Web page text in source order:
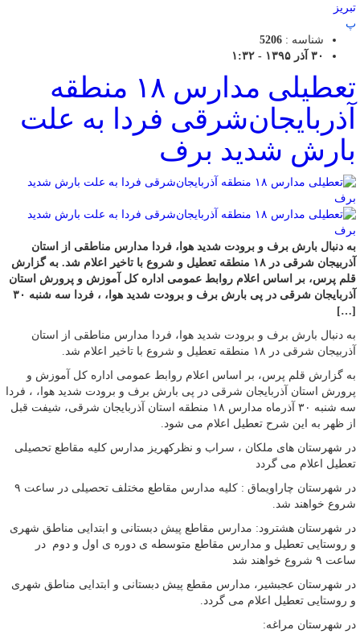
تبریز
پ
شناسه : 5206
۳۰ آذر ۱۳۹۵ - ۱:۳۲
تعطیلی مدارس ۱۸ منطقه
آذربایجان‌شرقی فردا به علت
بارش شدید برف
به دنبال بارش برف و برودت شدید هوا، فردا مدارس مناطقی از استان
آذربیجان شرقی در ۱۸ منطقه تعطیل و شروع با تاخیر اعلام شد. به گزارش
قلم پرس، بر اساس اعلام روابط عمومی اداره کل آموزش و پرورش استان
آذربایجان شرقی در پی بارش برف و برودت شدید هوا، ، فردا سه شنبه ۳۰
[…]
به دنبال بارش برف و برودت شدید هوا، فردا مدارس مناطقی از استان
آذربیجان شرقی در ۱۸ منطقه تعطیل و شروع با تاخیر اعلام شد.
به گزارش قلم پرس، بر اساس اعلام روابط عمومی اداره کل آموزش و
پرورش استان آذربایجان شرقی در پی بارش برف و برودت شدید هوا، ، فردا
سه شنبه ۳۰ آذرماه مدارس ۱۸ منطقه استان آذربایجان شرقی، شیفت قبل
از ظهر به این شرح تعطیل اعلام می شود.
در شهرستان های ملکان ، سراب و نظرکهریز مدارس کلیه مقاطع تحصیلی
تعطیل اعلام می گردد
در شهرستان چاراویماق : کلیه مدارس مقاطع مختلف تحصیلی در ساعت ۹
شروع خواهند شد.
در شهرستان هشترود: مدارس مقاطع پیش دبستانی و ابتدایی مناطق شهری
و روستایی تعطیل و مدارس مقاطع متوسطه ی دوره ی اول و دوم در
ساعت ۹ شروع خواهند شد
در شهرستان عجبشیر، مدارس مقطع پیش دبستانی و ابتدایی مناطق شهری
و روستایی تعطیل اعلام می گردد.
در شهرستان مراغه: